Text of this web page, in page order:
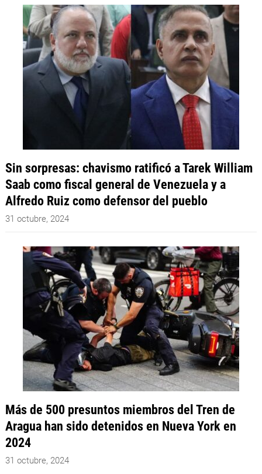
Sin sorpresas: chavismo ratificó a Tarek William
Saab como fiscal general de Venezuela y a
Alfredo Ruiz como defensor del pueblo
31 octubre, 2024
Más de 500 presuntos miembros del Tren de
Aragua han sido detenidos en Nueva York en
2024
31 octubre, 2024